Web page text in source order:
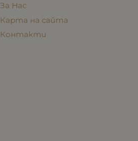
За Нас
Карта на сайта
Контакти